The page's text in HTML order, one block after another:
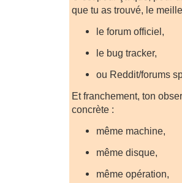
que tu as trouvé, le
le forum officiel,
le bug tracker,
ou Reddit/forums
Et franchement, ton
concrète :
même machine,
même disque,
même opération,